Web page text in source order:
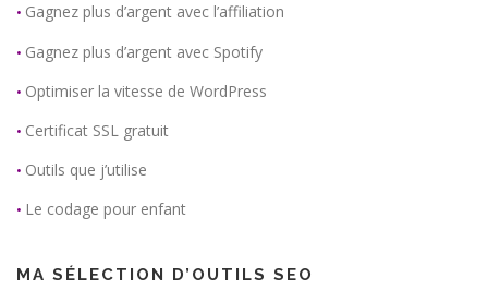
• Gagnez plus d’argent avec l’affiliation
• Gagnez plus d’argent avec Spotify
• Optimiser la vitesse de WordPress
• Certificat SSL gratuit
• Outils que j’utilise
• Le codage pour enfant
MA SÉLECTION D’OUTILS SEO